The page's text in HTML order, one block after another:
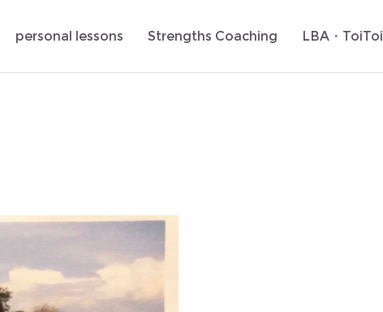
personal lessons Strengths Coaching LBA・ToiToi